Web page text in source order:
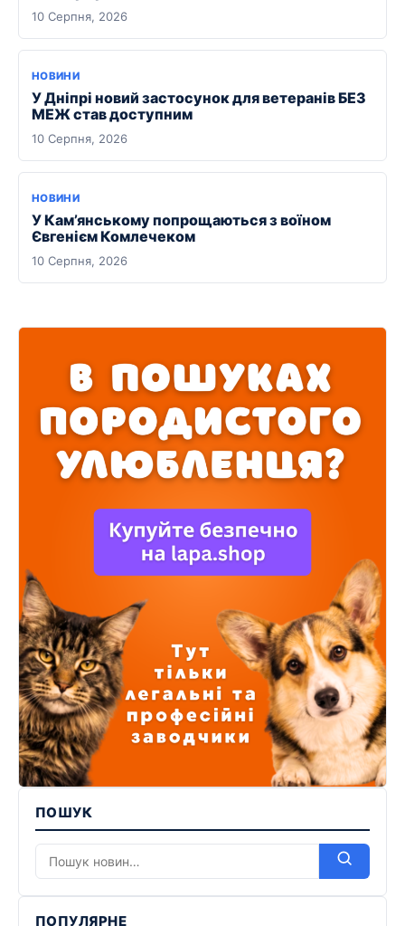
10 Серпня, 2026
НОВИНИ
У Дніпрі новий застосунок для ветеранів БЕЗ
МЕЖ став доступним
10 Серпня, 2026
НОВИНИ
У Кам’янському попрощаються з воїном
Євгенієм Комлечеком
10 Серпня, 2026
ПОШУК
ПОПУЛЯРНЕ